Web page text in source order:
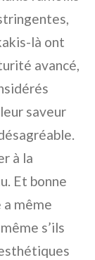
là ont
avancé,
saveur
à la
Et bonne
même
s’ils